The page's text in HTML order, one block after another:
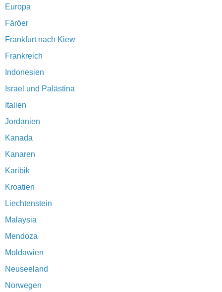
Europa
Färöer
Frankfurt nach Kiew
Frankreich
Indonesien
Israel und Palästina
Italien
Jordanien
Kanada
Kanaren
Karibik
Kroatien
Liechtenstein
Malaysia
Mendoza
Moldawien
Neuseeland
Norwegen